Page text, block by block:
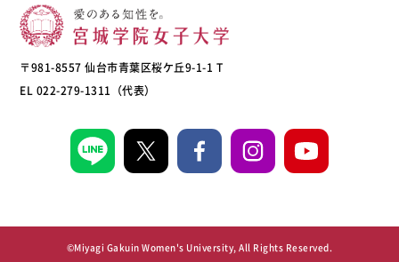
〒981-8557 仙台市青葉区桜ケ丘9-1-1 T
EL 022-279-1311（代表）
©Miyagi Gakuin Women's University, All Rights Reserved.